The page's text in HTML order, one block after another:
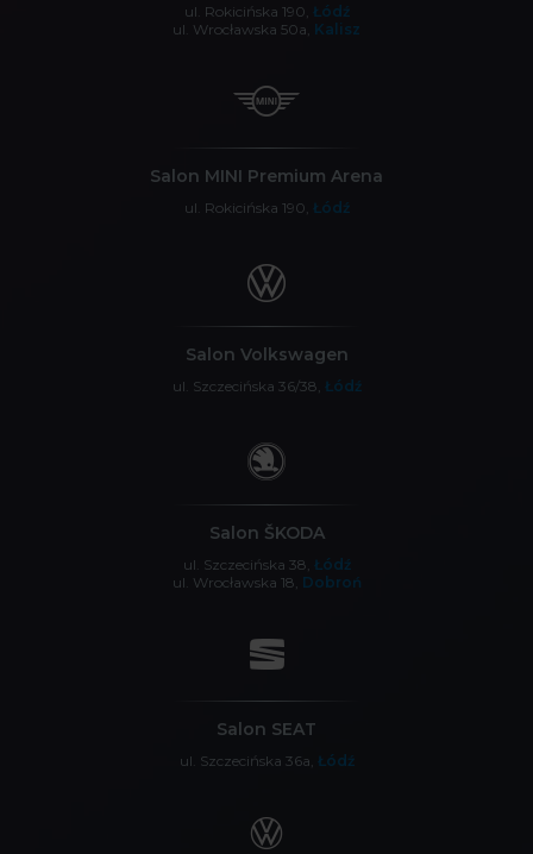
ul. Rokicińska 190, Łódź
ul. Wrocławska 50a, Kalisz
Salon MINI Premium Arena
ul. Rokicińska 190, Łódź
Salon Volkswagen
ul. Szczecińska 36/38, Łódź
Salon ŠKODA
ul. Szczecińska 38, Łódź
ul. Wrocławska 18, Dobroń
Salon SEAT
ul. Szczecińska 36a, Łódź